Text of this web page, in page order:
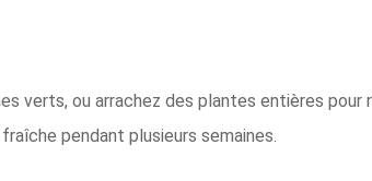
verts, ou arrachez des plantes entières
pendant plusieurs semaines.